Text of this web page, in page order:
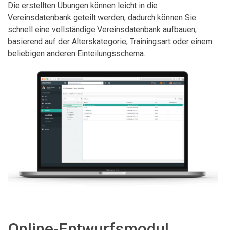
Die erstellten Übungen können leicht in die
Vereinsdatenbank geteilt werden, dadurch können Sie
schnell eine vollständige Vereinsdatenbank aufbauen,
basierend auf der Alterskategorie, Trainingsart oder einem
beliebigen anderen Einteilungsschema.